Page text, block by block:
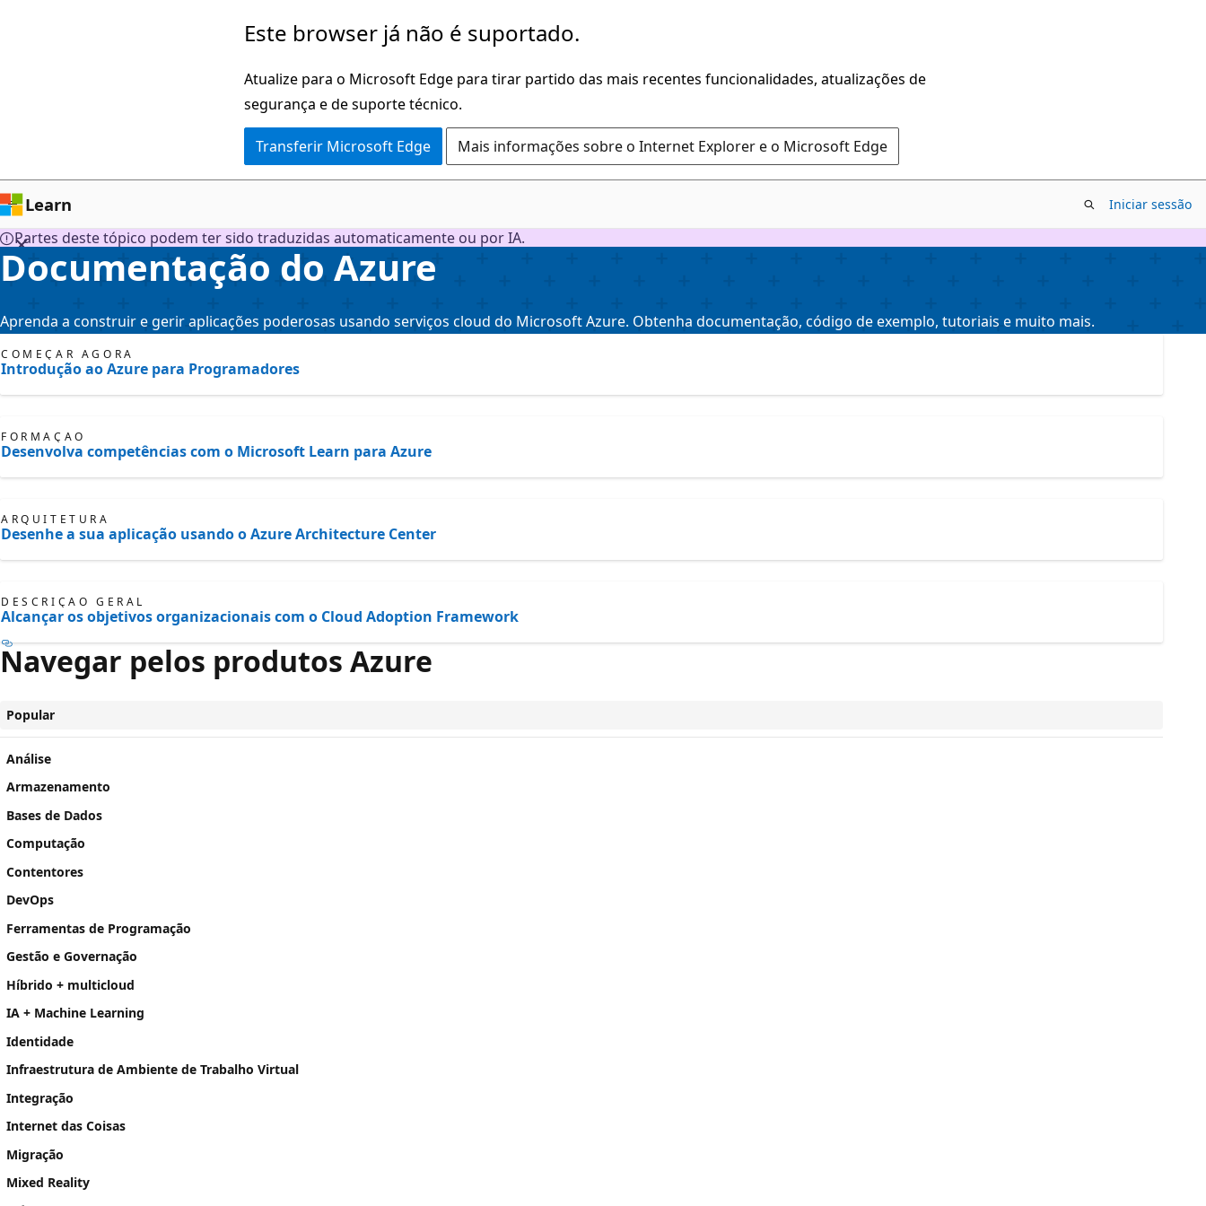
Este browser já não é suportado.
Atualize para o Microsoft Edge para tirar partido das mais recentes funcionalidades, atualizações de
segurança e de suporte técnico.
Transferir Microsoft Edge Mais informações sobre o Internet Explorer e o Microsoft Edge
Learn Iniciar sessão
Partes deste tópico podem ter sido traduzidas automaticamente ou por IA.
Documentação do Azure
Aprenda a construir e gerir aplicações poderosas usando serviços cloud do Microsoft Azure. Obtenha documentação, código de exemplo, tutoriais e muito mais.
COMEÇAR AGORA
Introdução ao Azure para Programadores
FORMAÇÃO
Desenvolva competências com o Microsoft Learn para Azure
ARQUITETURA
Desenhe a sua aplicação usando o Azure Architecture Center
DESCRIÇÃO GERAL
Alcançar os objetivos organizacionais com o Cloud Adoption Framework
Navegar pelos produtos Azure
Popular
Análise
Armazenamento
Bases de Dados
Computação
Contentores
DevOps
Ferramentas de Programação
Gestão e Governação
Híbrido + multicloud
IA + Machine Learning
Identidade
Infraestrutura de Ambiente de Trabalho Virtual
Integração
Internet das Coisas
Migração
Mixed Reality